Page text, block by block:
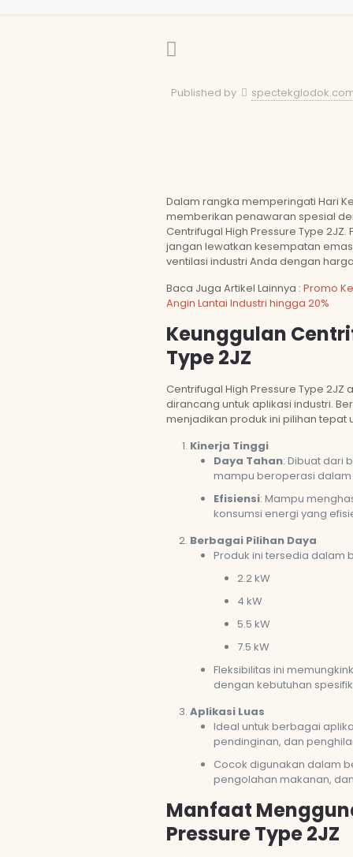
Published by
Dalam rangka memperingati Hari
memberikan penawaran spesial
Centrifugal High Pressure Type
jangan lewatkan kesempatan
ventilasi industri Anda dengan
Baca Juga Artikel Lainnya : Promo
Angin Lantai Industri hingga 20%
Keunggulan
Type 2JZ
Centrifugal High Pressure Type
dirancang untuk aplikasi industri.
menjadikan produk ini pilihan tepat
Kinerja Tinggi
Daya Tahan: Dibuat dari
mampu beroperasi dalam
Efisiensi: Mampu
konsumsi energi yang
Berbagai Pilihan Daya
Produk ini tersedia dalam
2.2 kW
4 kW
5.5 kW
7.5 kW
Fleksibilitas ini
dengan kebutuhan
Aplikasi Luas
Ideal untuk berbagai
pendinginan, dan
Cocok digunakan dalam
pengolahan makanan,
Manfaat
Pressure Type 2JZ